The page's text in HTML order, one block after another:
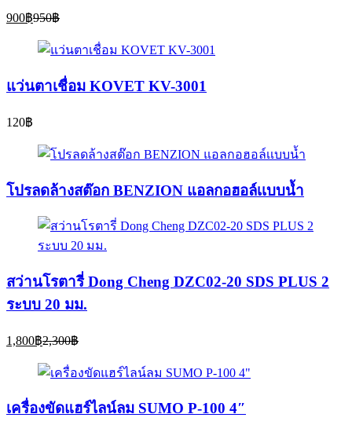
900฿Current
price
is:
900฿.
950฿
was:
950฿.
แว่นตาเชื่อม KOVET KV-3001
120฿
โปรลดล้างสต๊อก BENZION แอลกอฮอล์เเบบน้ำ
สว่านโรตารี่ Dong Cheng DZC02-20 SDS PLUS 2
ระบบ 20 มม.
1,800฿Current
price
is:
1,800฿.
2,300฿
was:
2,300฿.
เครื่องขัดแฮร์ไลน์ลม SUMO P-100 4″